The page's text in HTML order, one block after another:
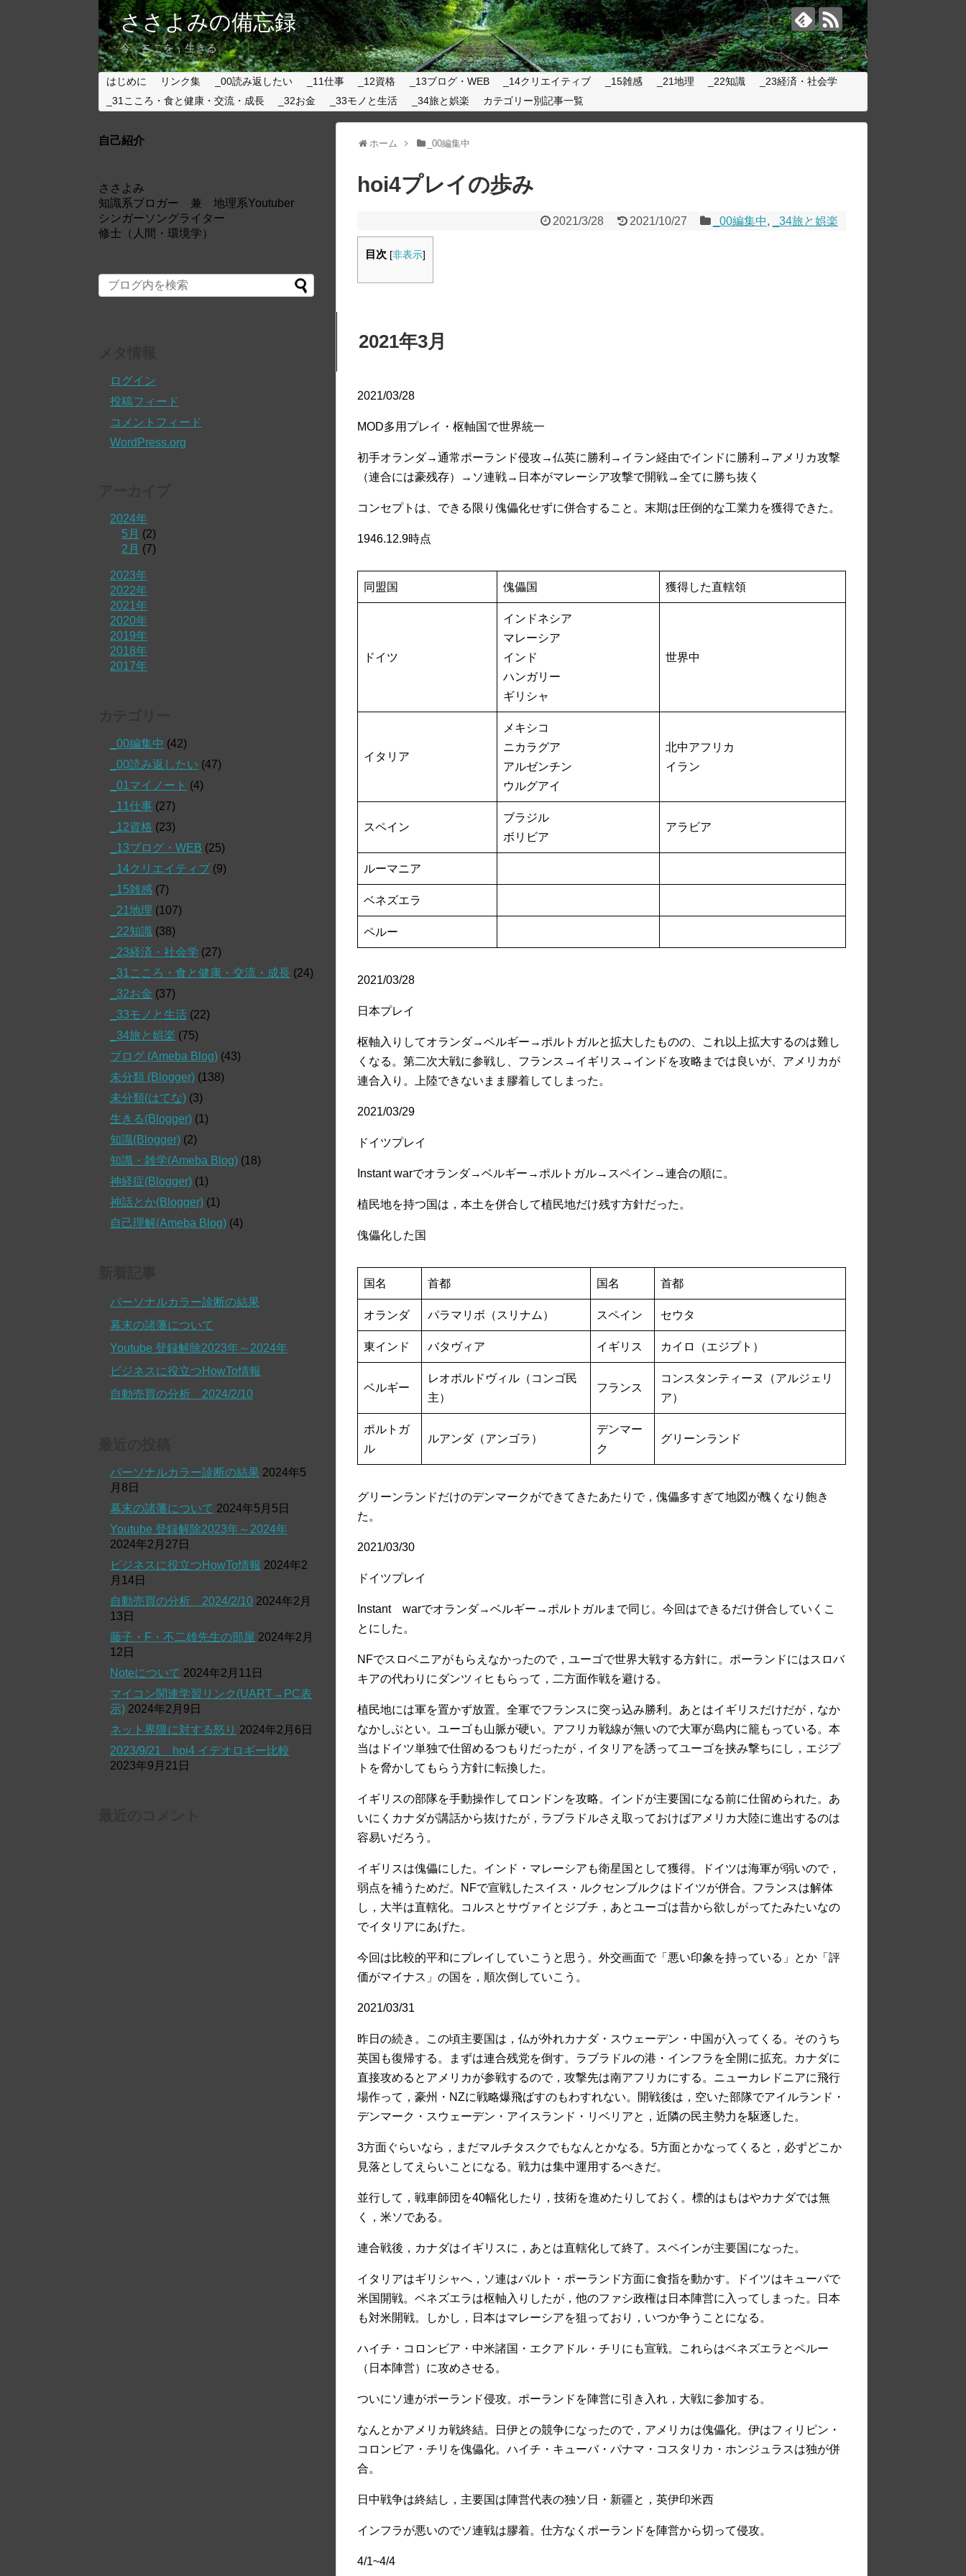
ささよみの備忘録
今，ここを，生きる
はじめに リンク集 _00読み返したい _11仕事 _12資格 _13ブログ・WEB _14クリエイティブ _15雑感 _21地理 _22知識
_23経済・社会学
_31こころ・食と健康・交流・成長
_32お金 _33モノと生活 _34旅と娯楽 カテゴリー別記事一覧
ホーム _00編集中
hoi4プレイの歩み
2021/3/28 2021/10/27 _00編集中, _34旅と娯楽
目次 [非表示]
2021年3月
2021/03/28
MOD多用プレイ・枢軸国で世界統一
初手オランダ→通常ポーランド侵攻→仏英に勝利→イラン経由でインドに勝利→アメリカ攻撃
（連合には豪残存）→ソ連戦→日本がマレーシア攻撃で開戦→全てに勝ち抜く
コンセプトは、できる限り傀儡化せずに併合すること。末期は圧倒的な工業力を獲得できた。
1946.12.9時点
同盟国 傀儡国 獲得した直轄領
ドイツ
インドネシア
マレーシア
インド
ハンガリー
ギリシャ
世界中
イタリア
メキシコ
ニカラグア
アルゼンチン
ウルグアイ
北中アフリカ
イラン
スペイン
ブラジル
ボリビア
アラビア
ルーマニア
ベネズエラ
ペルー
2021/03/28
日本プレイ
枢軸入りしてオランダ→ベルギー→ポルトガルと拡大したものの、これ以上拡大するのは難し
くなる。第二次大戦に参戦し、フランス→イギリス→インドを攻略までは良いが、アメリカが
連合入り。上陸できないまま膠着してしまった。
2021/03/29
ドイツプレイ
Instant warでオランダ→ベルギー→ポルトガル→スペイン→連合の順に。
植民地を持つ国は，本土を併合して植民地だけ残す方針だった。
傀儡化した国
国名 首都 国名 首都
オランダ パラマリボ（スリナム） スペイン セウタ
東インド バタヴィア イギリス カイロ（エジプト）
ベルギー
レオポルドヴィル（コンゴ民
主）
フランス
コンスタンティーヌ（アルジェリ
ア）
ポルトガ
ル
ルアンダ（アンゴラ）
デンマー
ク
グリーンランド
グリーンランドだけのデンマークができてきたあたりで，傀儡多すぎて地図が醜くなり飽き
た。
2021/03/30
ドイツプレイ
Instant warでオランダ→ベルギー→ポルトガルまで同じ。今回はできるだけ併合していくこ
とにした。
NFでスロベニアがもらえなかったので，ユーゴで世界大戦する方針に。ポーランドにはスロバ
キアの代わりにダンツィヒもらって，二方面作戦を避ける。
植民地には軍を置かず放置。全軍でフランスに突っ込み勝利。あとはイギリスだけだが，なか
なかしぶとい。ユーゴも山脈が硬い。アフリカ戦線が無いので大軍が島内に籠もっている。本
当はドイツ単独で仕留めるつもりだったが，イタリアを誘ってユーゴを挟み撃ちにし，エジプ
トを脅かしてもらう方針に転換した。
イギリスの部隊を手動操作してロンドンを攻略。インドが主要国になる前に仕留められた。あ
いにくカナダが講話から抜けたが，ラブラドルさえ取っておけばアメリカ大陸に進出するのは
容易いだろう。
イギリスは傀儡にした。インド・マレーシアも衛星国として獲得。ドイツは海軍が弱いので，
弱点を補うためだ。NFで宣戦したスイス・ルクセンブルクはドイツが併合。フランスは解体
し，大半は直轄化。コルスとサヴァイとジブチ，あとユーゴは昔から欲しがってたみたいなの
でイタリアにあげた。
今回は比較的平和にプレイしていこうと思う。外交画面で「悪い印象を持っている」とか「評
価がマイナス」の国を，順次倒していこう。
2021/03/31
昨日の続き。この頃主要国は，仏が外れカナダ・スウェーデン・中国が入ってくる。そのうち
英国も復帰する。まずは連合残党を倒す。ラブラドルの港・インフラを全開に拡充。カナダに
直接攻めるとアメリカが参戦するので，攻撃先は南アフリカにする。ニューカレドニアに飛行
場作って，豪州・NZに戦略爆飛ばすのもわすれない。開戦後は，空いた部隊でアイルランド・
デンマーク・スウェーデン・アイスランド・リベリアと，近隣の民主勢力を駆逐した。
3方面ぐらいなら，まだマルチタスクでもなんとかなる。5方面とかなってくると，必ずどこか
見落としてえらいことになる。戦力は集中運用するべきだ。
並行して，戦車師団を40幅化したり，技術を進めたりしておく。標的はもはやカナダでは無
く，米ソである。
連合戦後，カナダはイギリスに，あとは直轄化して終了。スペインが主要国になった。
イタリアはギリシャへ，ソ連はバルト・ポーランド方面に食指を動かす。ドイツはキューバで
米国開戦。ベネズエラは枢軸入りしたが，他のファシ政権は日本陣営に入ってしまった。日本
も対米開戦。しかし，日本はマレーシアを狙っており，いつか争うことになる。
ハイチ・コロンビア・中米諸国・エクアドル・チリにも宣戦。これらはベネズエラとペルー
（日本陣営）に攻めさせる。
ついにソ連がポーランド侵攻。ポーランドを陣営に引き入れ，大戦に参加する。
なんとかアメリカ戦終結。日伊との競争になったので，アメリカは傀儡化。伊はフィリピン・
コロンビア・チリを傀儡化。ハイチ・キューバ・パナマ・コスタリカ・ホンジュラスは独が併
合。
日中戦争は終結し，主要国は陣営代表の独ソ日・新疆と，英伊印米西
インフラが悪いのでソ連戦は膠着。仕方なくポーランドを陣営から切って侵攻。
4/1~4/4
自己紹介
ささよみ
知識系ブロガー 兼 地理系Youtuber
シンガーソングライター
修士（人間・環境学）
ログイン
投稿フィード
コメントフィード
WordPress.org
2024年
5月 (2)
2月 (7)
2023年
2022年
2021年
2020年
2019年
2018年
2017年
_00編集中 (42)
_00読み返したい (47)
_01マイノート (4)
_11仕事 (27)
_12資格 (23)
_13ブログ・WEB (25)
_14クリエイティブ (9)
_15雑感 (7)
_21地理 (107)
_22知識 (38)
_23経済・社会学 (27)
_31こころ・食と健康・交流・成長 (24)
_32お金 (37)
_33モノと生活 (22)
_34旅と娯楽 (75)
ブログ (Ameba Blog) (43)
未分類 (Blogger) (138)
未分類(はてな) (3)
生きる(Blogger) (1)
知識(Blogger) (2)
知識・雑学(Ameba Blog) (18)
神経症(Blogger) (1)
神話とか(Blogger) (1)
自己理解(Ameba Blog) (4)
パーソナルカラー診断の結果
幕末の諸藩について
Youtube 登録解除2023年～2024年
ビジネスに役立つHowTo情報
自動売買の分析 2024/2/10
パーソナルカラー診断の結果 2024年5
月8日
幕末の諸藩について 2024年5月5日
Youtube 登録解除2023年～2024年
2024年2月27日
ビジネスに役立つHowTo情報 2024年2
月14日
自動売買の分析 2024/2/10 2024年2月
13日
藤子・F・不二雄先生の部屋 2024年2月
12日
Noteについて 2024年2月11日
マイコン関連学習リンク(UART→PC表
示) 2024年2月9日
ネット界隈に対する怒り 2024年2月6日
2023/9/21 hoi4 イデオロギー比較
2023年9月21日